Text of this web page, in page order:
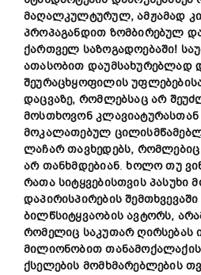
მაღალკულტურულ, ამჟამად
პროპაგანდით ზომბირებულ
ქართველ საზოგადოებაში!
ათასობით დაუმსახურებლად
შეურაცხყოფილის
დაცვაზე, რომლებსაც არ
მოსთხოვონ
მოკალათებულ
ლაჩარ თავხედებს, რომლებიც
არ თანხმდებიან.ხოლო თუ
რათა სიტყვებისთვის პასუხი
დაპირისპირების
ბილწსიტყვაობის ავტორს,
რომელიც საკუთარ ღირსებას
მილიონობით
ქსელების მომხმარებლების